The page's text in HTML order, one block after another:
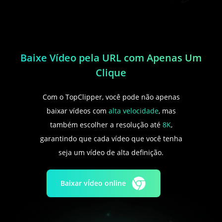
Baixe Vídeo pela URL com Apenas Um
Clique
Com o TopClipper, você pode não apenas
baixar vídeos com alta velocidade, mas
também escolher a resolução até 8K,
garantindo que cada vídeo que você tenha
seja um vídeo de alta definição.
Baixar vÍdeo online